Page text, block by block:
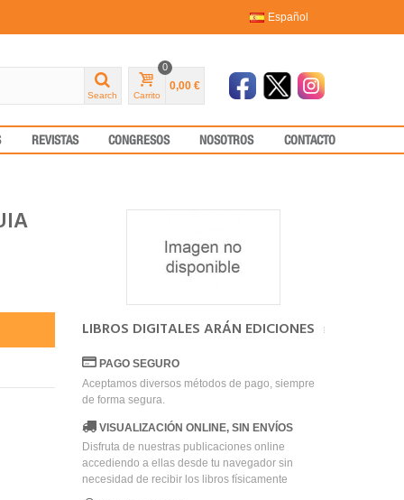
Español
Search Carrito
0
0,00 €
REVISTAS CONGRESOS NOSOTROS CONTACTO
LIBROS DIGITALES ARÁN EDICIONES
PAGO SEGURO
Aceptamos diversos métodos de pago, siempre
de forma segura.
VISUALIZACIÓN ONLINE, SIN ENVÍOS
Disfruta de nuestras publicaciones online
accediendo a ellas desde tu navegador sin
necesidad de recibir los libros físicamente